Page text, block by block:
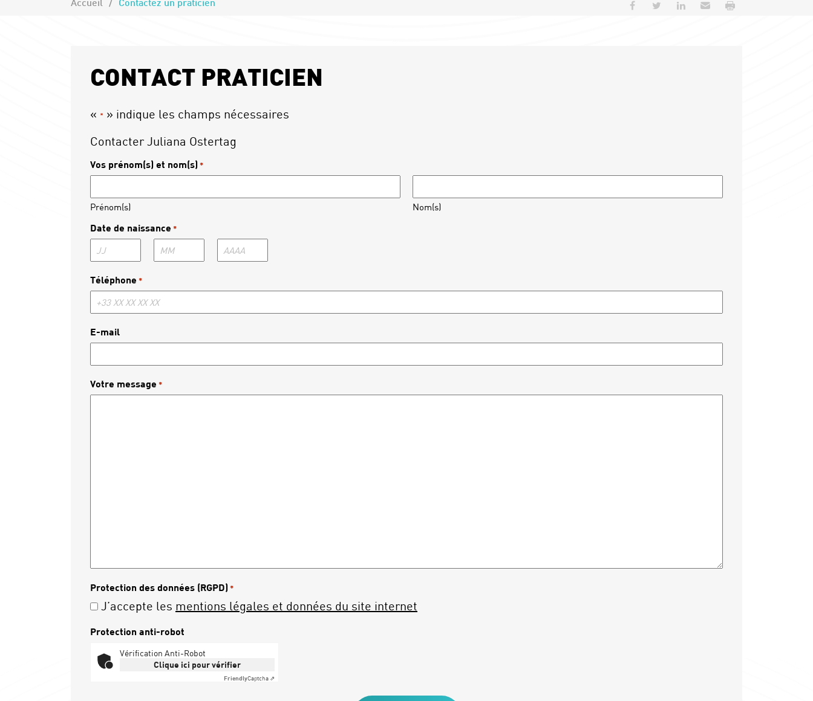
Accueil Contactez un praticien Partager sur Facebook
Partager sur Twitter
Partager sur LinkedIn
Envoyer par e-mail
CONTACT PRATICIEN
« * » indique les champs nécessaires
Contacter Juliana Ostertag
Vos prénom(s) et nom(s) *
Prénom(s) Nom(s)
Date de naissance *
Jour Mois Année
Téléphone *
E-mail
Votre message *
Protection des données (RGPD) *
J’accepte les mentions légales et données du site internet
Protection anti-robot
Vérification Anti-Robot
Clique ici pour vérifier
FriendlyCaptcha ⇗